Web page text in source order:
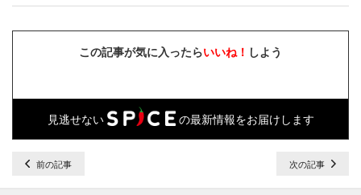
この記事が気に入ったらいいね！ しよう
見逃せない の最新情報をお届けします
前の記事 次の記事